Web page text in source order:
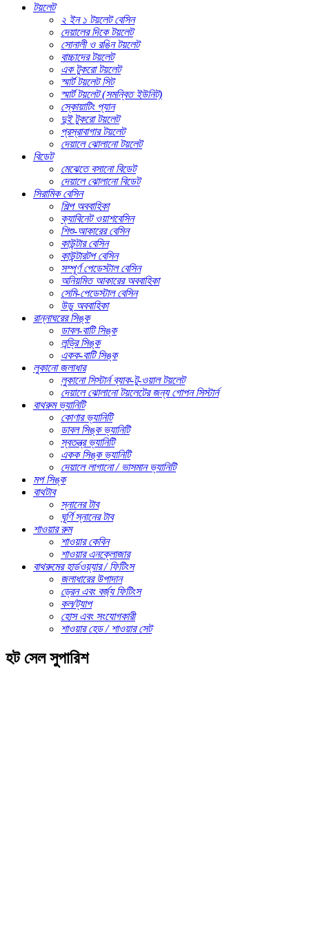
টয়লেট
২ ইন ১ টয়লেট বেসিন
দেয়ালের দিকে টয়লেট
সোনালী ও রঙিন টয়লেট
বাচ্চাদের টয়লেট
এক টুকরো টয়লেট
স্মার্ট টয়লেট সিট
স্মার্ট টয়লেট (সমন্বিত ইউনিট)
স্কোয়াটিং প্যান
দুই টুকরো টয়লেট
প্রস্রাবাগার টয়লেট
দেয়ালে ঝোলানো টয়লেট
বিডেট
মেঝেতে বসানো বিডেট
দেয়ালে ঝোলানো বিডেট
সিরামিক বেসিন
শিল্প অববাহিকা
ক্যাবিনেট ওয়াশবেসিন
শিশু-আকারের বেসিন
কাউন্টার বেসিন
কাউন্টারটপ বেসিন
সম্পূর্ণ পেডেস্টাল বেসিন
অনিয়মিত আকারের অববাহিকা
সেমি-পেডেস্টাল বেসিন
উডু অববাহিকা
রান্নাঘরের সিঙ্ক
ডাবল-বাটি সিঙ্ক
লন্ড্রি সিঙ্ক
একক-বাটি সিঙ্ক
লুকানো জলাধার
লুকানো সিস্টার্ন ব্যাক-টু-ওয়াল টয়লেট
দেয়ালে ঝোলানো টয়লেটের জন্য গোপন সিস্টার্ন
বাথরুম ভ্যানিটি
কোণার ভ্যানিটি
ডাবল সিঙ্ক ভ্যানিটি
স্বতন্ত্র ভ্যানিটি
একক সিঙ্ক ভ্যানিটি
দেয়ালে লাগানো / ভাসমান ভ্যানিটি
মপ সিঙ্ক
বাথটাব
স্নানের টাব
ঘূর্ণি স্নানের টাব
শাওয়ার রুম
শাওয়ার কেবিন
শাওয়ার এনক্লোজার
বাথরুমের হার্ডওয়্যার / ফিটিংস
জলাধারের উপাদান
ড্রেন এবং বর্জ্য ফিটিংস
কল/ট্যাপ
হোস এবং সংযোগকারী
শাওয়ার হেড / শাওয়ার সেট
হট সেল সুপারিশ